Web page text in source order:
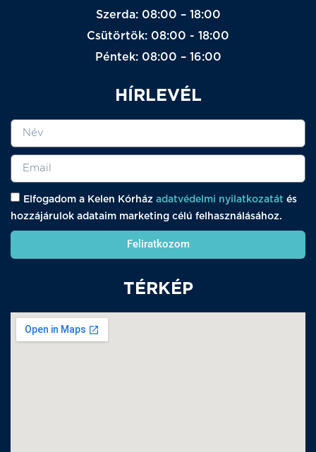
Szerda: 08:00 – 18:00
Csütörtök: 08:00 - 18:00
Péntek: 08:00 – 16:00
HÍRLEVÉL
Elfogadom a Kelen Kórház adatvédelmi nyilatkozatát és
hozzájárulok adataim marketing célú felhasználásához.
Feliratkozom
TÉRKÉP